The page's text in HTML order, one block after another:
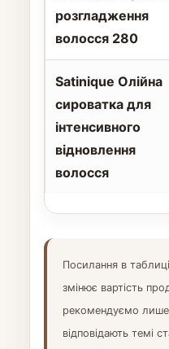
розгладження
волосся 280
Satinique Олійна
сироватка для
інтенсивного
відновлення
волосся
Посилання в
змінює вартість
рекомендуємо лише
відповідають темі